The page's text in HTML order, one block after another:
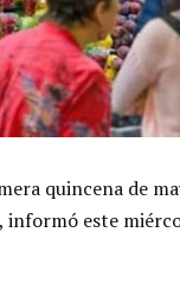
quincena de
informó este